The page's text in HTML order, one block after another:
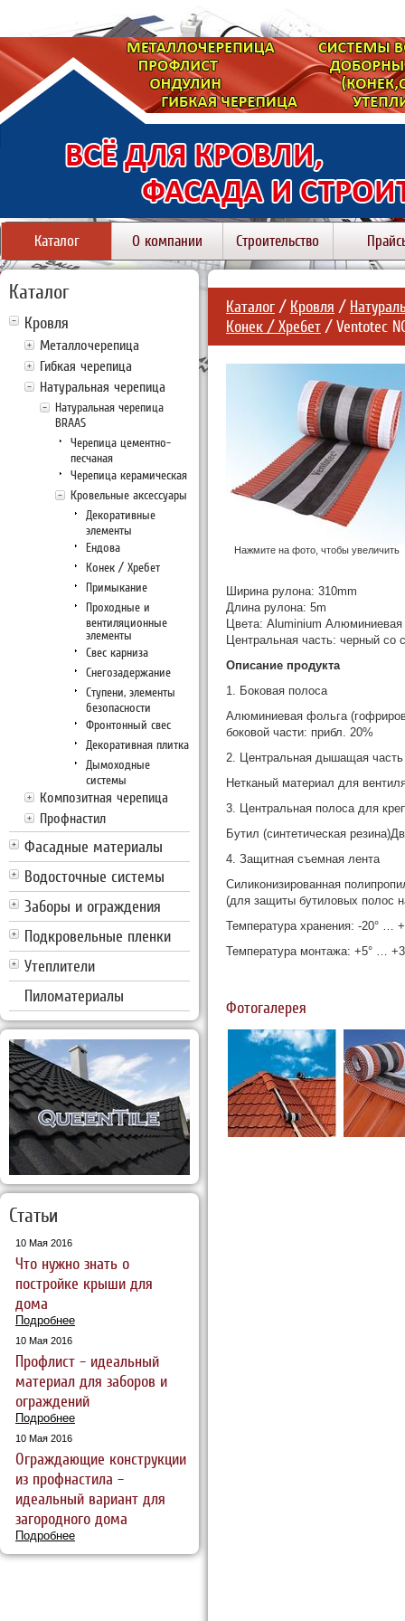
Каталог О компании Строительство
Каталог
Кровля
Металлочерепица
Гибкая черепица
Натуральная черепица
Натуральная черепица
BRAAS
Черепица цементно-
песчаная
Черепица керамическая
Кровельные аксессуары
Декоративные
элементы
Ендова
Конек / Хребет
Примыкание
Проходные и
вентиляционные
элементы
Свес карниза
Снегозадержание
Ступени, элементы
безопасности
Фронтонный свес
Декоративная плитка
Дымоходные
системы
Композитная черепица
Профнастил
Фасадные материалы
Водосточные системы
Заборы и ограждения
Подкровельные пленки
Утеплители
Пиломатериалы
Статьи
10 Мая 2016
Что нужно знать о
постройке крыши для
дома
Подробнее
10 Мая 2016
Профлист – идеальный
материал для заборов и
ограждений
Подробнее
10 Мая 2016
Ограждающие конструкции
из профнастила –
идеальный вариант для
загородного дома
Подробнее
Каталог / Кровля /
Конек / Хребет / Ventotec
Нажмите на фото, чтобы увеличить
Ширина рулона: 310mm
Длина рулона: 5m
Цвета: Aluminium
Центральная часть: черный со
Описание продукта
1. Боковая полоса
Алюминиевая фольга
боковой части: прибл. 20%
2. Центральная дышащая часть
Нетканый материал для
3. Центральная полоса для
Бутил (синтетическая
4. Защитная съемная лента
Силиконизированная
(для защиты бутиловых полос
Температура хранения: -20° …
Температура монтажа: +5° …
Фотогалерея